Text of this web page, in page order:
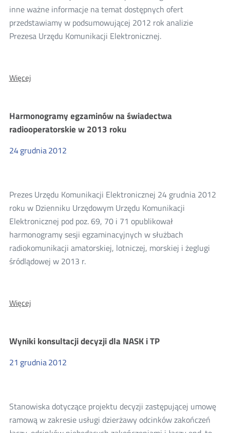
inne ważne informacje na temat dostępnych ofert
przedstawiamy w podsumowującej 2012 rok analizie
Prezesa Urzędu Komunikacji Elektronicznej.
WięcejO:
w
Polsce
–
analiza
rok
Harmonogramy egzaminów na świadectwa
radiooperatorskie w 2013 roku
24grudnia2012
Prezes Urzędu Komunikacji Elektronicznej 24 grudnia 2012
roku w Dzienniku Urzędowym Urzędu Komunikacji
Elektronicznej pod poz. 69, 70 i 71 opublikował
harmonogramy sesji egzaminacyjnych w służbach
radiokomunikacji amatorskiej, lotniczej, morskiej i żeglugi
śródlądowej w 2013 r.
WięcejO:
na
radiooperatorskie
Wyniki konsultacji decyzji dla NASK i TP
21 grudnia2012
Stanowiska dotyczące projektu decyzji zastępującej umowę
ramową w zakresie usługi dzierżawy odcinków zakończeń